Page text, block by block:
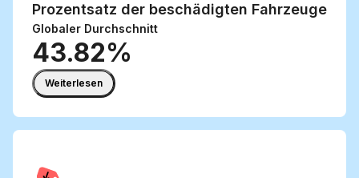
Prozentsatz der beschädigten Fahrzeuge
Globaler Durchschnitt
43.82%
Weiterlesen